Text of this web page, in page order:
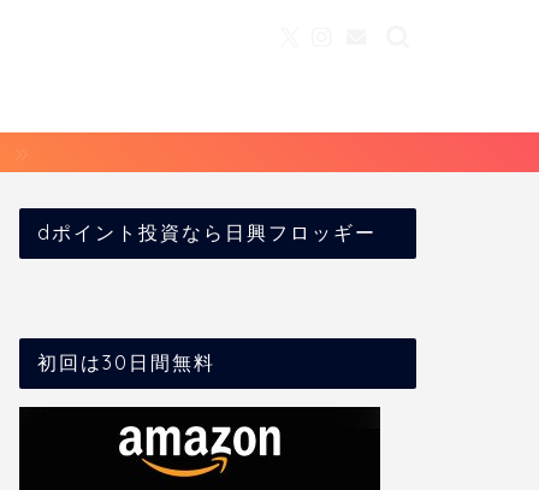
dポイント投資なら日興フロッギー
初回は30日間無料